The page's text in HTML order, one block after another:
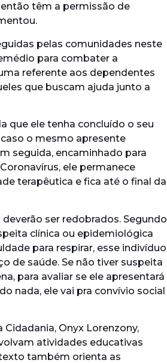
têm a permissão de
pelas comunidades neste
para combater a
referente aos dependentes
que buscam ajuda junto a
que ele tenha concluído o seu
o mesmo apresente
seguida, encaminhado para
ele permanece
terapêutica e fica até o final da
ser redobrados. Segundo
clínica ou epidemiológica
para respirar, esse indivíduo
de saúde. Se não tiver suspeita
para avaliar se ele apresentará
nada, ele vai pra convívio social
Onyx Lorenzony,
atividades educativas
também orienta as